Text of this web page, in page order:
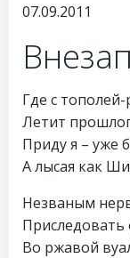
07.09.2011
Где с
Летит
Приду я – уже
А лысая как
Незваным
Приследовать
Во ржавой